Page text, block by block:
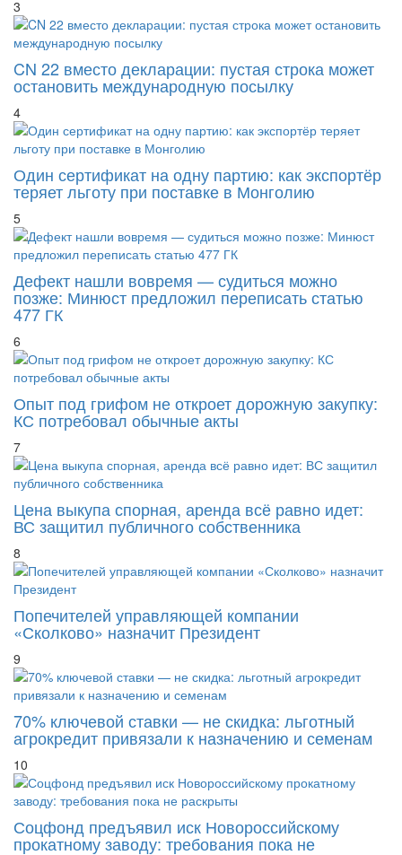
CN 22 вместо декларации: пустая строка может
остановить международную посылку
4
Один сертификат на одну партию: как экспортёр
теряет льготу при поставке в Монголию
5
Дефект нашли вовремя — судиться можно
позже: Минюст предложил переписать статью
477 ГК
6
Опыт под грифом не откроет дорожную закупку:
КС потребовал обычные акты
7
Цена выкупа спорная, аренда всё равно идет:
ВС защитил публичного собственника
8
Попечителей управляющей компании
«Сколково» назначит Президент
9
70% ключевой ставки — не скидка: льготный
агрокредит привязали к назначению и семенам
10
Соцфонд предъявил иск Новороссийскому
прокатному заводу: требования пока не
раскрыты